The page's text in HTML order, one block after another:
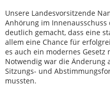
Unsere Landesvorsitzende
Anhörung im Innenausschuss
deutlich gemacht, dass eine
allem eine Chance für
es auch ein modernes
Notwendig war die Änderung
Sitzungs- und
mussten.